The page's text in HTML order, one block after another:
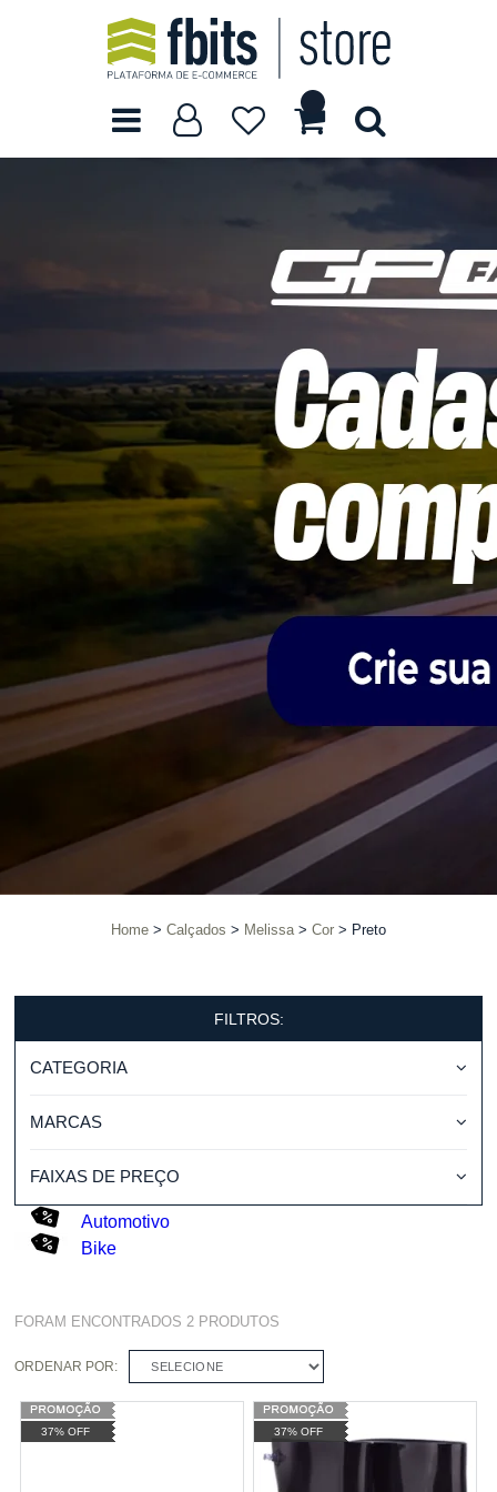
Home Calçados Melissa Cor Preto
FILTROS:
CATEGORIA
MARCAS
FAIXAS DE PREÇO
Automotivo
Bike
FORAM ENCONTRADOS2 PRODUTOS
ORDENAR POR: SELECIONE
37% OFF 37% OFF